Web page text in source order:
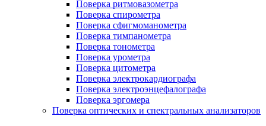
Поверка ритмовазометра
Поверка спирометра
Поверка сфигмоманометра
Поверка тимпанометра
Поверка тонометра
Поверка урометра
Поверка цитометра
Поверка электрокардиографа
Поверка электроэнцефалографа
Поверка эргомера
Поверка оптических и спектральных анализаторов